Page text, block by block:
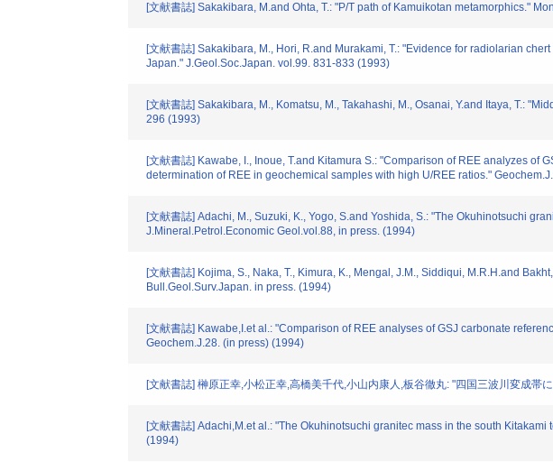
[文献書誌] Sakakibara, M.and Ohta, T.: "P/T path of Kamuikotan metamorphics."
[文献書誌] Sakakibara, M., Hori, R.and Murakami, T.: "Evidence for radiolarian
Japan." J.Geol.Soc.Japan. vol.99. 831-833 (1993)
[文献書誌] Sakakibara, M., Komatsu, M., Takahashi, M., Osanai, Y.and Itaya, T.:
296 (1993)
[文献書誌] Kawabe, I., Inoue, T.and Kitamura S.: "Comparison of REE analyzes of
determination of REE in geochemical samples with high U/REE ratios."
[文献書誌] Adachi, M., Suzuki, K., Yogo, S.and Yoshida, S.: "The Okuhinotsuchi
J.Mineral.Petrol.Economic Geol.vol.88, in press. (1994)
[文献書誌] Kojima, S., Naka, T., Kimura, K., Mengal, J.M., Siddiqui, M.R.H.and
Bull.Geol.Surv.Japan. in press. (1994)
[文献書誌] Kawabe,I.et al.: "Comparison of REE analyses of GSJ carbonate
Geochem.J.28. (in press) (1994)
[文献書誌] 榊原正幸,小松正幸,高橋美千代,小山内康人,板谷徹丸: "四国三波川変成
[文献書誌] Adachi,M.et al.: "The Okuhinotsuchi granitec mass in the south
(1994)